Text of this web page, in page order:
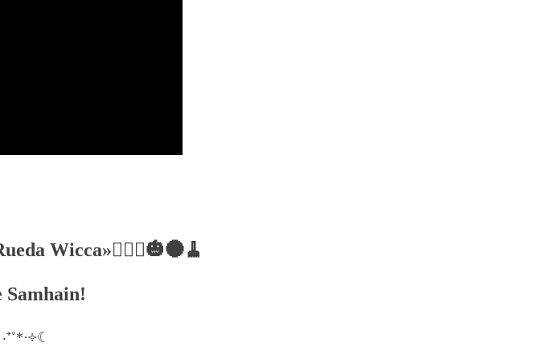
Wicca»🧙🏼‍♀️🎃🌑🧹
Samhain!
‧⁺˚*·༓☾